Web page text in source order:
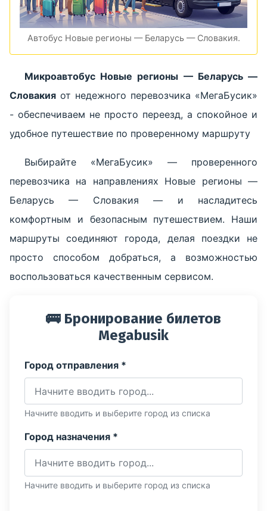
Автобус Новые регионы — Беларусь — Словакия.
Микроавтобус Новые регионы — Беларусь —
Словакия от недежного перевозчика «МегаБусик»
- обеспечиваем не просто переезд, а спокойное и
удобное путешествие по проверенному маршруту
Выбирайте «МегаБусик» — проверенного
перевозчика на направлениях Новые регионы —
Беларусь — Словакия — и насладитесь
комфортным и безопасным путешествием. Наши
маршруты соединяют города, делая поездки не
просто способом добраться, а возможностью
воспользоваться качественным сервисом.
🚌 Бронирование билетов
Megabusik
Город отправления *
Начните вводить и выберите город из списка
Город назначения *
Начните вводить и выберите город из списка